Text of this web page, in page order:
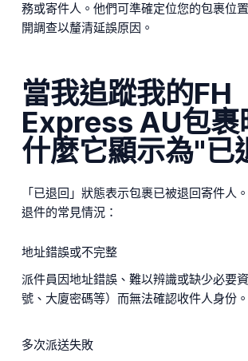
務或寄件人。他們可準確定位您的包裹位
開調查以釐清延誤原因。
當我追蹤我的FH
Express AU包裹
什麼它顯示為"已
「已退回」狀態表示包裹已被退回寄件人
退件的常見情況：
地址錯誤或不完整
派件員因地址錯誤、難以辨識或缺少必要
號、大廈密碼等）而無法確認收件人身份。
多次派送失敗